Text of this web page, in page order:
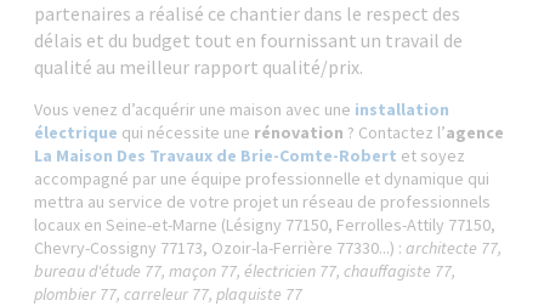
partenaires a réalisé ce chantier dans le respect des
délais et du budget tout en fournissant un travail de
qualité au meilleur rapport qualité/prix.
Vous venez d’acquérir une maison avec une installation
électrique qui nécessite une rénovation ? Contactez l’agence
La Maison Des Travaux de Brie-Comte-Robert et soyez
accompagné par une équipe professionnelle et dynamique qui
mettra au service de votre projet un réseau de professionnels
locaux en Seine-et-Marne (Lésigny 77150, Ferrolles-Attily 77150,
Chevry-Cossigny 77173, Ozoir-la-Ferrière 77330...) : architecte 77,
bureau d'étude 77, maçon 77, électricien 77, chauffagiste 77,
plombier 77, carreleur 77, plaquiste 77